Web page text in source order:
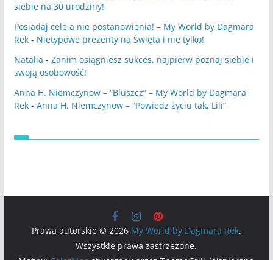
siebie na 30 urodziny!
Posiadaj cele a nie postanowienia! – My World by Dagmara
Rek- Nietypowe prezenty na Święta i nie tylko!
Natalia - Zanim osiągniesz sukces, najpierw poznaj siebie i
swoją osobowość!
Anna H. Niemczynow – “Bluszcz” – My World by Dagmara
Rek- Anna H. Niemczynow – “Powiedz życiu tak, Lili”
Prawa autorskie © 2026 My World by Dagmara Rek.
Wszystkie prawa zastrzeżone.